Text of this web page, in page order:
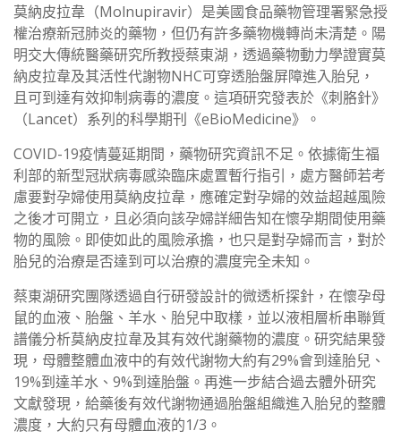
莫納皮拉韋（Molnupiravir）是美國食品藥物管理署緊急授
權治療新冠肺炎的藥物，但仍有許多藥物機轉尚未清楚。陽
明交大傳統醫藥研究所教授蔡東湖，透過藥物動力學證實莫
納皮拉韋及其活性代謝物NHC可穿透胎盤屏障進入胎兒，
且可到達有效抑制病毒的濃度。這項研究發表於《刺胳針》
（Lancet）系列的科學期刊《eBioMedicine》。
COVID-19疫情蔓延期間，藥物研究資訊不足。依據衛生福
利部的新型冠狀病毒感染臨床處置暫行指引，處方醫師若考
慮要對孕婦使用莫納皮拉韋，應確定對孕婦的效益超越風險
之後才可開立，且必須向該孕婦詳細告知在懷孕期間使用藥
物的風險。即使如此的風險承擔，也只是對孕婦而言，對於
胎兒的治療是否達到可以治療的濃度完全未知。
蔡東湖研究團隊透過自行研發設計的微透析探針，在懷孕母
鼠的血液、胎盤、羊水、胎兒中取樣，並以液相層析串聯質
譜儀分析莫納皮拉韋及其有效代謝藥物的濃度。研究結果發
現，母體整體血液中的有效代謝物大約有29%會到達胎兒、
19%到達羊水、9%到達胎盤。再進一步結合過去體外研究
文獻發現，給藥後有效代謝物通過胎盤組織進入胎兒的整體
濃度，大約只有母體血液的1/3。